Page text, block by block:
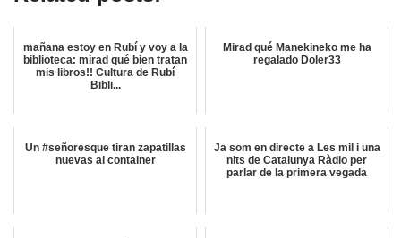
mañana estoy en Rubí y voy a la
biblioteca: mirad qué bien tratan
mis libros!! Cultura de Rubí
Bibli...
Mirad qué Manekineko me ha
regalado Doler33
Un #señoresque tiran zapatillas
nuevas al container
Ja som en directe a Les mil i una
nits de Catalunya Ràdio per
parlar de la primera vegada